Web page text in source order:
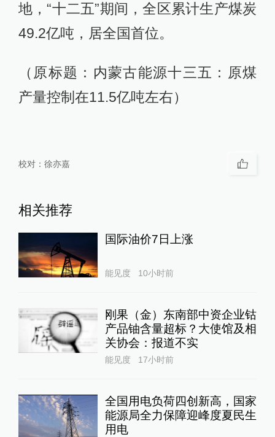
地，“十二五”期间，全区累计生产煤炭
49.2亿吨，居全国首位。
（原标题：内蒙古能源十三五：原煤
产量控制在11.5亿吨左右）
校对： 徐亦嘉
相关推荐
国际油价7日上涨
能见度 10小时前
刚果（金）东南部中资企业钴
产品铀含量超标？大使馆及相
关协会：报道不实
能见度 17小时前
全国用电负荷四创新高，国家
能源局全力保障迎峰度夏民生
用电